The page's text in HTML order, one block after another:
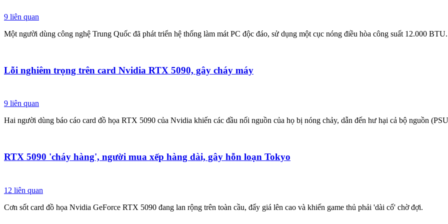
9 liên quan
Một người dùng công nghệ Trung Quốc đã phát triển hệ thống làm mát PC độc đáo, sử dụng một cục nóng điều hòa công suất 12.000 BTU.
Lỗi nghiêm trọng trên card Nvidia RTX 5090, gây cháy máy
9 liên quan
Hai người dùng báo cáo card đồ họa RTX 5090 của Nvidia khiến các đầu nối nguồn của họ bị nóng chảy, dẫn đến hư hại cả bộ nguồn
RTX 5090 'cháy hàng', người mua xếp hàng dài, gây hỗn loạn Tokyo
12 liên quan
Cơn sốt card đồ họa Nvidia GeForce RTX 5090 đang lan rộng trên toàn cầu, đẩy giá lên cao và khiến game thủ phải 'dài cổ' chờ đợi.